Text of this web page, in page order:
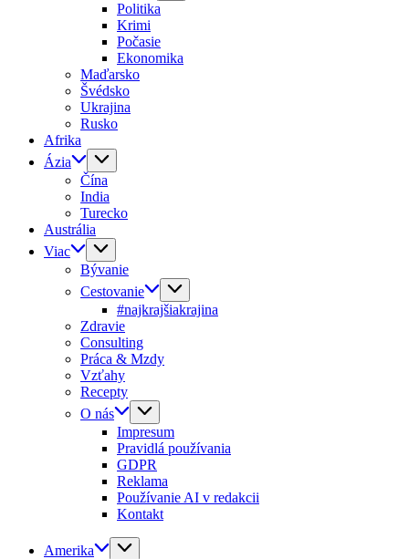
Politika
Krimi
Počasie
Ekonomika
Maďarsko
Švédsko
Ukrajina
Rusko
Afrika
Ázia
Čína
India
Turecko
Austrália
Viac
Bývanie
Cestovanie
#najkrajšiakrajina
Zdravie
Consulting
Práca & Mzdy
Vzťahy
Recepty
O nás
Impresum
Pravidlá používania
GDPR
Reklama
Používanie AI v redakcii
Kontakt
Amerika